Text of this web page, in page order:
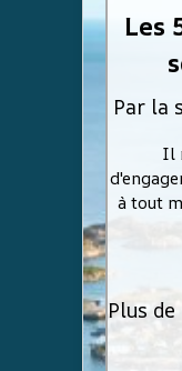
Les
Par la
Il
à tout
Plus